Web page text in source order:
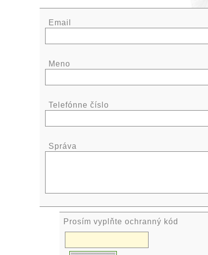
Email
Meno
Telefónne číslo
Správa
Prosím vyplňte ochranný kód